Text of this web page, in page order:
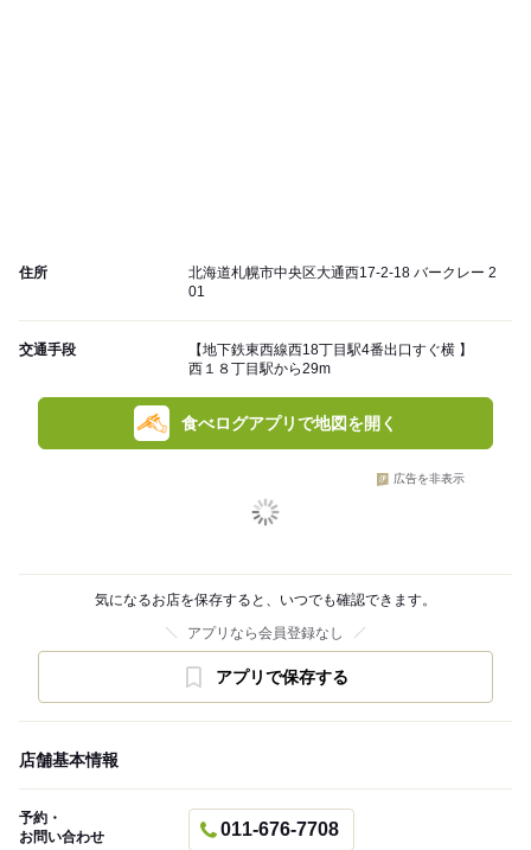
住所
北海道札幌市中央区大通西17-2-18 バークレー 2
01
交通手段
【地下鉄東西線西18丁目駅4番出口すぐ横 】
西１８丁目駅から29m
食べログアプリで地図を開く
広告を非表示
気になるお店を保存すると、いつでも確認できます。
アプリなら会員登録なし
アプリで保存する
店舗基本情報
予約・
お問い合わせ
011-676-7708